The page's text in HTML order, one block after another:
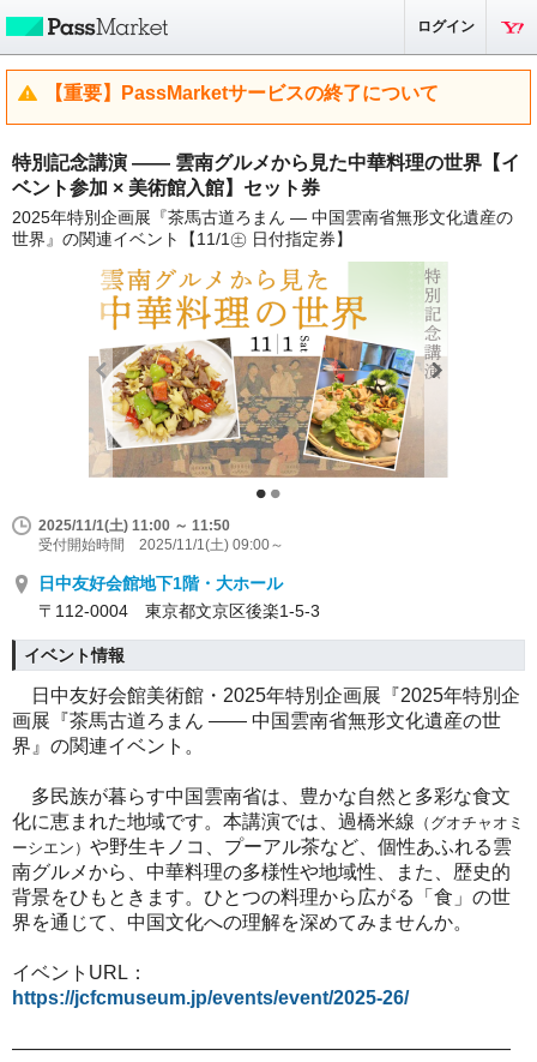
ログイン
【重要】PassMarketサービスの終了について
特別記念講演 ―― 雲南グルメから見た中華料理の世界【イ
ベント参加 × 美術館入館】セット券
2025年特別企画展『茶馬古道ろまん ― 中国雲南省無形文化遺産の
世界』の関連イベント【11/1㊏ 日付指定券】
2025/11/1(土) 11:00 ～ 11:50
受付開始時間 2025/11/1(土) 09:00～
日中友好会館地下1階・大ホール
〒112-0004 東京都文京区後楽1-5-3
イベント情報
日中友好会館美術館・2025年特別企画展『2025年特別企
画展『茶馬古道ろまん ―― 中国雲南省無形文化遺産の世
界』の関連イベント。
多民族が暮らす中国雲南省は、豊かな自然と多彩な食文
化に恵まれた地域です。本講演では、過橋米線 （グオチャオミ
ーシエン） や野生キノコ、プーアル茶など、個性あふれる雲
南グルメから、中華料理の多様性や地域性、また、歴史的
背景をひもときます。ひとつの料理から広がる「食」の世
界を通じて、中国文化への理解を深めてみませんか。
イベントURL：
https://jcfcmuseum.jp/events/event/2025-26/
――――――――――――――――――――――――――